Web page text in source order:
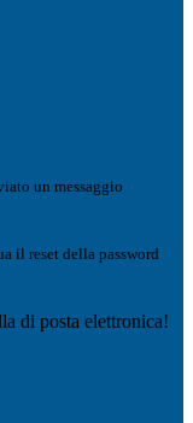
un messaggio
il reset della password
di posta elettronica!